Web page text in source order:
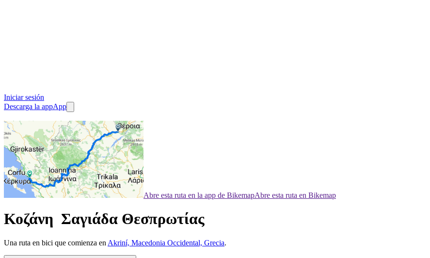
Iniciar sesión
Descarga la appApp
Abre esta ruta en la app de BikemapAbre esta ruta en Bikemap
Κοζάνη Σαγιάδα Θεσπρωτίας
Una ruta en bici que comienza en Akriní, Macedonia Occidental, Grecia.